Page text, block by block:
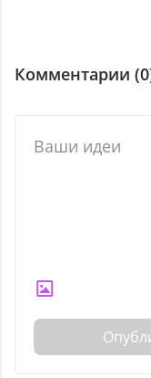
Комментарии (0